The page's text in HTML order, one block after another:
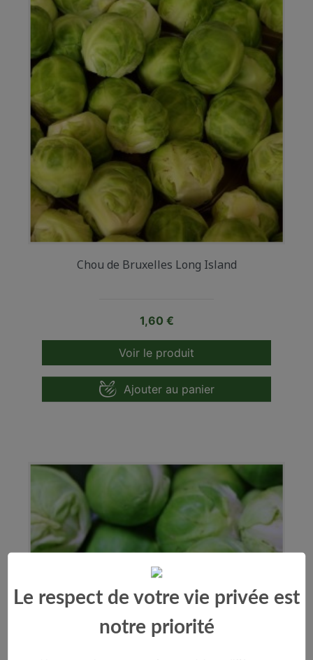
Chou de Bruxelles Long Island
Prix
1,60 €
Voir le produit
Ajouter au panier
Le respect de votre vie privée est
notre priorité